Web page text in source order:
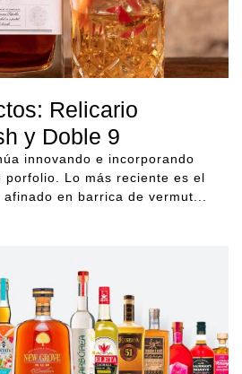
Relicario
y Doble 9
innovando e incorporando
porfolio. Lo más reciente es el
en barrica de vermut...